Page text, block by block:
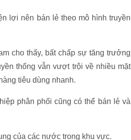
lợi nên bán lẻ theo mô hình truyền
cho thấy, bất chấp sự tăng trưởng
thống vẫn vượt trội về nhiều mặt
tiêu dùng nhanh.
phân phối cũng có thể bán lẻ và
của các nước trong khu vực.